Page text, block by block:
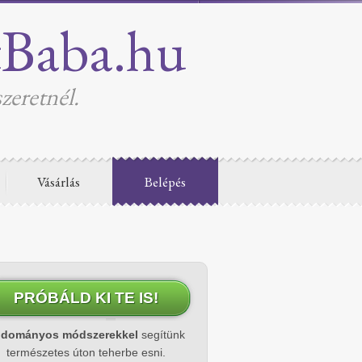
Vásárlás Belépés
PRÓBÁLD KI TE IS!
módszerekkel segítünk
természetes úton teherbe esni.